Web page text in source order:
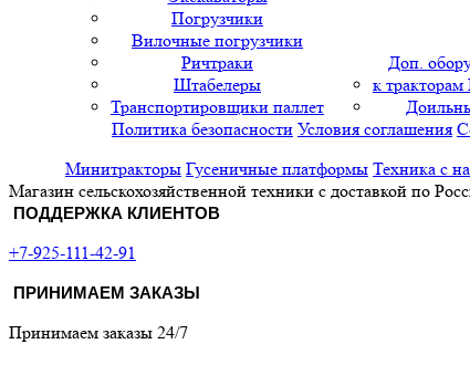
Погрузчики
Вилочные погрузчики
Ричтраки
Штабелеры
Транспортировщики паллет
Доп.
к
Политика безопасности Условия соглашения
Минитракторы Гусеничные платформы Техника с
Магазин сельскохозяйственной техники с доставкой по
ПОДДЕРЖКА КЛИЕНТОВ
+7-925-111-42-91
ПРИНИМАЕМ ЗАКАЗЫ
Принимаем заказы 24/7